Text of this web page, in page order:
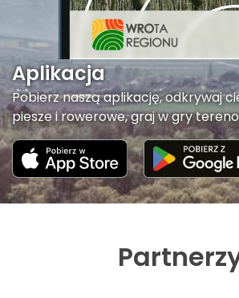
Aplikacja
Pobierz naszą aplikację, odkrywaj
piesze i rowerowe, graj w gry